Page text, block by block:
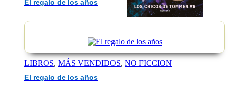
EAN :9788419848222
El regalo de los años
LIBROS, MÁS VENDIDOS, NO FICCION
El regalo de los años